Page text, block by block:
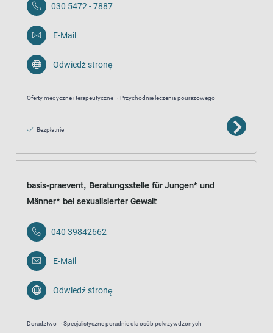
030 5472 - 7887
E-Mail
Odwiedź stronę
Oferty medyczne i terapeutyczne Przychodnie leczenia pourazowego
Bezpłatnie
basis-praevent, Beratungsstelle für Jungen* und
Männer* bei sexualisierter Gewalt
040 39842662
E-Mail
Odwiedź stronę
Doradztwo
Specjalistyczne poradnie dla osób pokrzywdzonych